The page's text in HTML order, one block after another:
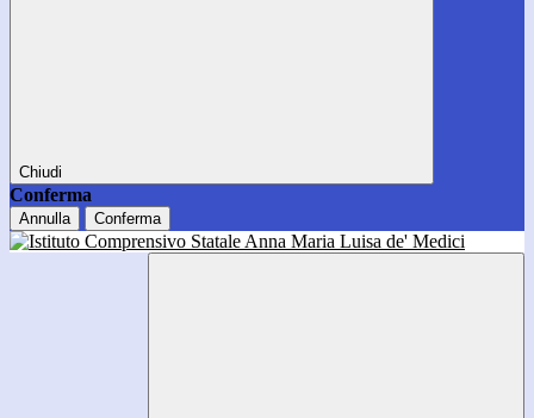
Chiudi
Conferma
Annulla Conferma